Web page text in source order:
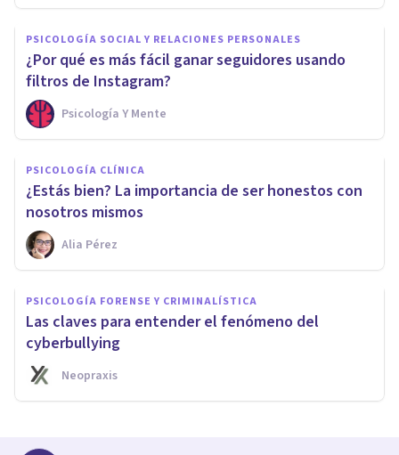
PSICOLOGÍA SOCIAL Y RELACIONES PERSONALES
¿Por qué es más fácil ganar seguidores usando
filtros de Instagram?
Psicología Y Mente
PSICOLOGÍA CLÍNICA
¿Estás bien? La importancia de ser honestos con
nosotros mismos
Alia Pérez
PSICOLOGÍA FORENSE Y CRIMINALÍSTICA
Las claves para entender el fenómeno del
cyberbullying
Neopraxis